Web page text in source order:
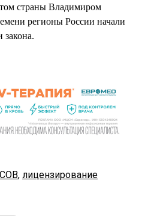
страны Владимиром
регионы России начали
закона.
, лицензирование